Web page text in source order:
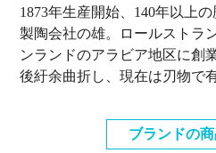
1873年生産開始、140年以上
製陶会社の雄。ロールストラ
ンランドのアラビア地区に創
後紆余曲折し、現在は刃物で
ブランドの